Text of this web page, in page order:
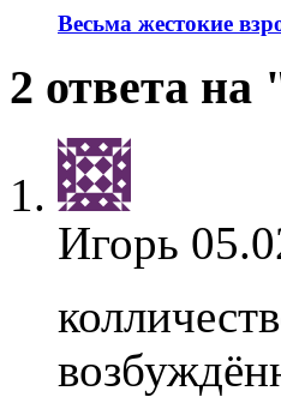
Весьма жестокие
2 ответа на
Игорь